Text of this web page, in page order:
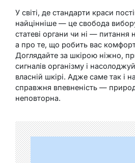
У світі, де стандарти краси
найцінніше — це свобода
статеві органи чи ні — питання
а про те, що робить вас
Доглядайте за шкірою ніжно,
сигналів організму і
власній шкірі. Адже саме так і
справжня впевненість —
неповторна.